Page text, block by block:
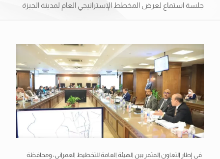
جلسة استماع لعرض المخطط الإستراتيجي العام لمدينة الجيزة
فى إطار التعاون المثمر بين الهيئة العامة للتخطيط العمراني، ومحافظة